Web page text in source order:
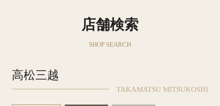
店舗検索
SHOP SEARCH
高松三越
TAKAMATSU MITSUKOSHI